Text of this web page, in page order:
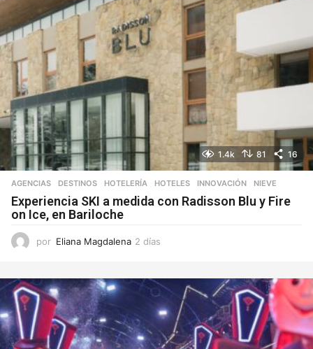
1.4k 81 16
AGENCIAS ,DESTINOS ,HOTELERÍA ,HOTELES ,INNOVACIÓN ,NIEVE
Experiencia SKI a medida con Radisson Blu y Fire
on Ice, en Bariloche
por Eliana Magdalena 2 días
a